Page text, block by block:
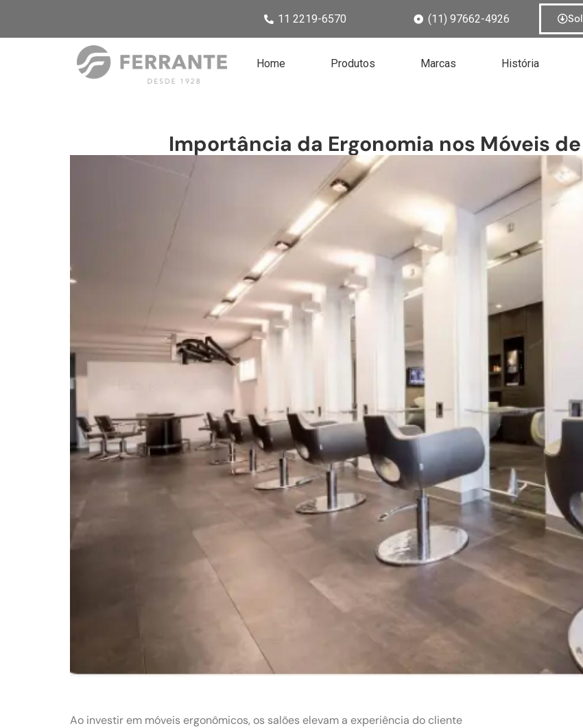
11 2219-6570 (11) 97662-4926
Home Produtos Marcas História
Importância da Ergonomia nos Móveis
Ao investir em móveis ergonômicos, os salões elevam a experiência do cliente